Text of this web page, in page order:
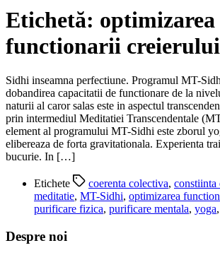
Etichetă: optimizarea
functionarii creierului
Sidhi inseamna perfectiune. Programul MT-
dobandirea capacitatii de functionare de la
naturii al caror salas este in aspectul
prin intermediul Meditatiei Transcendentale
element al programului MT-Sidhi este zborul
elibereaza de forta gravitationala. Experienta
bucurie. In […]
Etichete coerenta colectiva, constiinta
meditatie, MT-Sidhi, optimizarea
purificare fizica, purificare mentala, yoga,
Despre noi